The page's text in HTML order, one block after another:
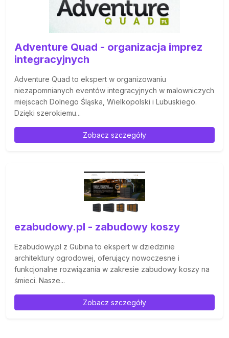
Adventure Quad - organizacja imprez
integracyjnych
Adventure Quad to ekspert w organizowaniu
niezapomnianych eventów integracyjnych w malowniczych
miejscach Dolnego Śląska, Wielkopolski i Lubuskiego.
Dzięki szerokiemu...
Zobacz szczegóły
ezabudowy.pl - zabudowy koszy
Ezabudowy.pl z Gubina to ekspert w dziedzinie
architektury ogrodowej, oferujący nowoczesne i
funkcjonalne rozwiązania w zakresie zabudowy koszy na
śmieci. Nasze...
Zobacz szczegóły